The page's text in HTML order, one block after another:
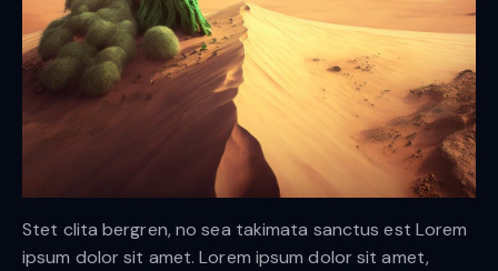
Stet clita bergren, no sea takimata sanctus est Lorem
ipsum dolor sit amet. Lorem ipsum dolor sit amet,